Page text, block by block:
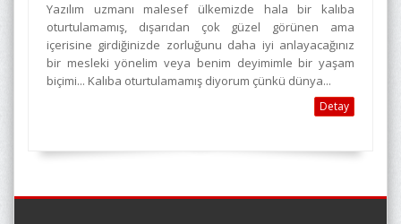
Yazılım uzmanı malesef ülkemizde hala bir kalıba
oturtulamamış, dışarıdan çok güzel görünen ama
içerisine girdiğinizde zorluğunu daha iyi anlayacağınız
bir mesleki yönelim veya benim deyimimle bir yaşam
biçimi... Kalıba oturtulamamış diyorum çünkü dünya...
Detay